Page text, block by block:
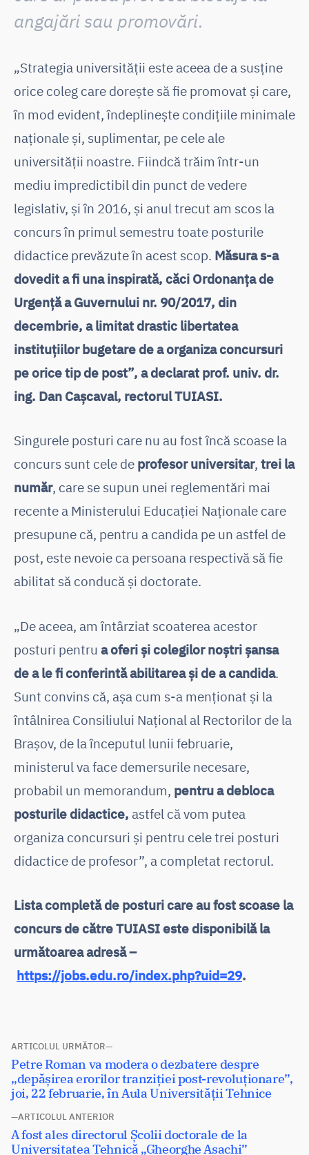
angajări sau promovări.
„Strategia universității este aceea de a susține
orice coleg care dorește să fie promovat și care,
în mod evident, îndeplinește condițiile minimale
naționale și, suplimentar, pe cele ale
universității noastre. Fiindcă trăim într-un
mediu impredictibil din punct de vedere
legislativ, și în 2016, și anul trecut am scos la
concurs în primul semestru toate posturile
didactice prevăzute în acest scop. Măsura s-a
dovedit a fi una inspirată, căci Ordonanța de
Urgență a Guvernului nr. 90/2017, din
decembrie, a limitat drastic libertatea
instituțiilor bugetare de a organiza concursuri
pe orice tip de post”, a declarat prof. univ. dr.
ing. Dan Cașcaval, rectorul TUIASI.
Singurele posturi care nu au fost încă scoase la
concurs sunt cele de profesor universitar, trei la
număr, care se supun unei reglementări mai
recente a Ministerului Educației Naționale care
presupune că, pentru a candida pe un astfel de
post, este nevoie ca persoana respectivă să fie
abilitat să conducă și doctorate.
„De aceea, am întârziat scoaterea acestor
posturi pentru a oferi și colegilor noștri șansa
de a le fi conferintă abilitarea și de a candida.
Sunt convins că, așa cum s-a menționat și la
întâlnirea Consiliului Național al Rectorilor de la
Brașov, de la începutul lunii februarie,
ministerul va face demersurile necesare,
probabil un memorandum, pentru a debloca
posturile didactice, astfel că vom putea
organiza concursuri și pentru cele trei posturi
didactice de profesor”, a completat rectorul.
Lista completă de posturi care au fost scoase la
concurs de către TUIASI este disponibilă la
următoarea adresă –
https://jobs.edu.ro/index.php?uid=29.
Navigare
în
articole
ARTICOLUL ANTERIOR
Articolul
anterior:
A fost ales directorul Școlii doctorale de la
Universitatea Tehnică „Gheorghe Asachi”
ARTICOLUL URMĂTOR
Articolul
următor:
Petre Roman va modera o dezbatere despre
„depășirea erorilor tranziției post-revoluționare”,
joi, 22 februarie, în Aula Universității Tehnice